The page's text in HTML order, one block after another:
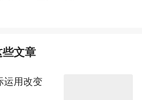
文章
运用改变